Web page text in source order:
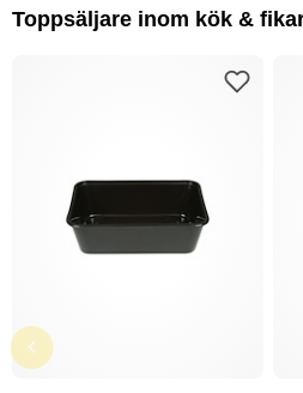
Toppsäljare inom kök &